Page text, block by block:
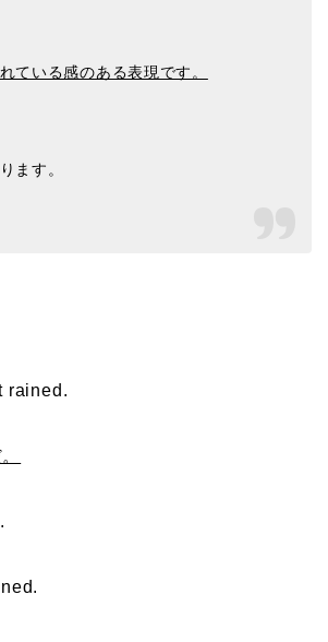
ている感のある表現です。
ます。
rained.